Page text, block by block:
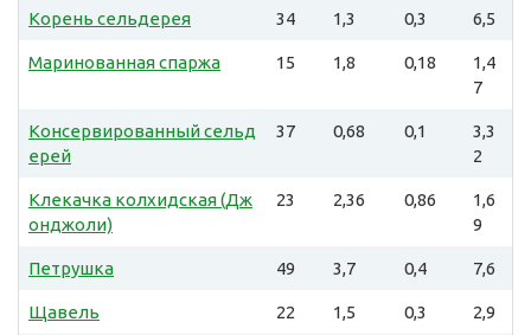
Корень сельдерея 34 1,3 0,3 6,5
Маринованная спаржа 15 1,8 0,18
1,4
7
Консервированный сельд
ерей
37 0,68 0,1
3,3
2
Клекачка колхидская (Дж
онджоли)
23 2,36 0,86
1,6
9
Петрушка 49 3,7 0,4 7,6
Щавель 22 1,5 0,3 2,9